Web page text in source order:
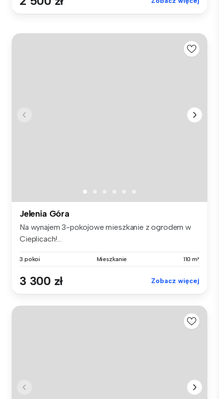
Jelenia Góra
Na wynajem 3-pokojowe mieszkanie z ogrodem w
Cieplicach!...
3 pokoi Mieszkanie 110 m²
3 300 zł Zobacz więcej